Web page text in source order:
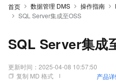
首页 数据管理 DMS 操作指南
SQL Server集成至OSS
SQL Server集成
更新时间： 2025-04-08 10:57:50
复制 MD 格式
产品